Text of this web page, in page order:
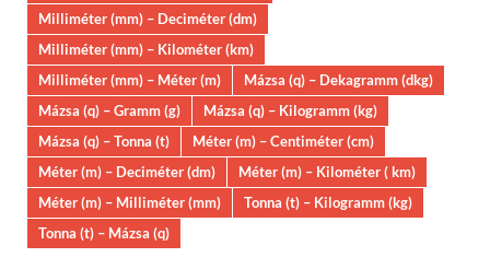
Milliméter (mm) – Deciméter (dm)
Milliméter (mm) – Kilométer (km)
Milliméter (mm) – Méter (m)
Mázsa (q) – Dekagramm (dkg)
Mázsa (q) – Gramm (g)
Mázsa (q) – Kilogramm (kg)
Mázsa (q) – Tonna (t)
Méter (m) – Centiméter (cm)
Méter (m) – Deciméter (dm)
Méter (m) – Kilométer ( km)
Méter (m) – Milliméter (mm)
Tonna (t) – Kilogramm (kg)
Tonna (t) – Mázsa (q)